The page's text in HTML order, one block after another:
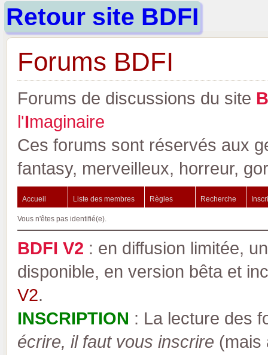
Retour site BDFI
Forums BDFI
Forums de discussions du site B
l'Imaginaire
Ces forums sont réservés aux
fantasy, merveilleux, horreur,
Accueil Liste des membres Règles Recherche
Vous n'êtes pas identifié(e).
BDFI V2 : en diffusion limitée,
disponible, en version bêta et
V2.
INSCRIPTION : La lecture des
écrire, il faut vous inscrire (mais